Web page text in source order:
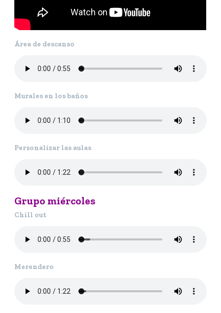
Área de descanso
Murales en los baños
Personalizar las aulas
Grupo miércoles
Chill out
Merendero